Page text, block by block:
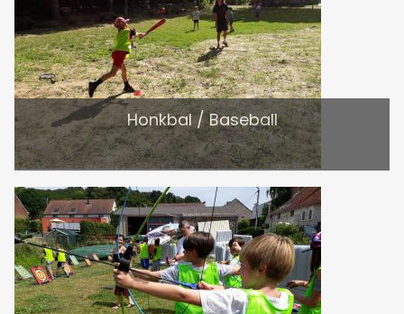
Honkbal / Baseball